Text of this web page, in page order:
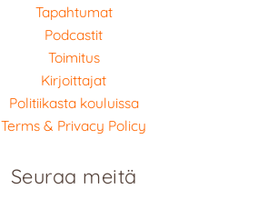
Tapahtumat
Podcastit
Toimitus
Kirjoittajat
Politiikasta kouluissa
Terms & Privacy Policy
Seuraa meitä